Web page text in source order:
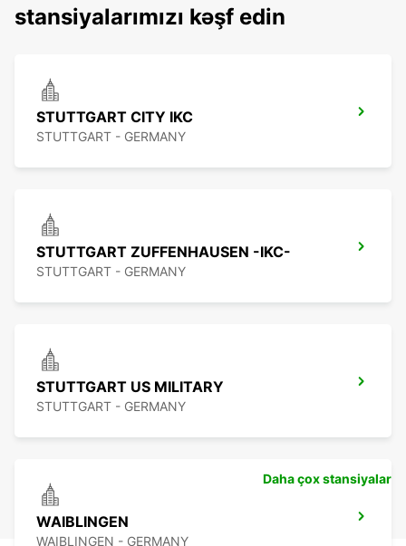
stansiyalarımızı kəşf edin
STUTTGART CITY IKC
STUTTGART - GERMANY
STUTTGART ZUFFENHAUSEN -IKC-
STUTTGART - GERMANY
STUTTGART US MILITARY
STUTTGART - GERMANY
WAIBLINGEN
WAIBLINGEN - GERMANY
Daha çox stansiyalar